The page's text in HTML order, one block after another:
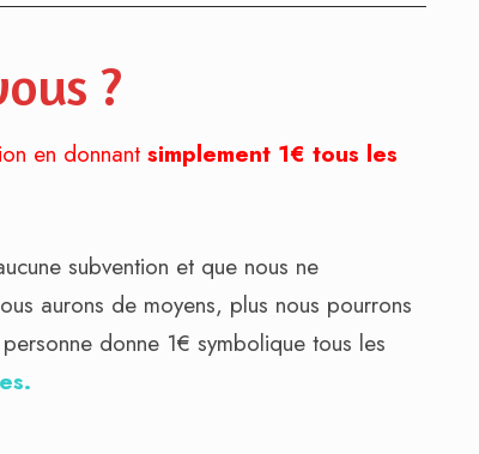
?
en donnant simplement 1€ tous les
subvention et que nous ne
aurons de moyens, plus nous pourrons
donne 1€ symbolique tous les